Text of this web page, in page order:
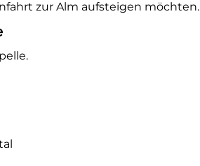
zur Alm aufsteigen möchten.